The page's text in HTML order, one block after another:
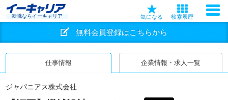
転職ならイーキャリア 気になる 検索履歴
無料会員登録はこちらから
仕事情報 企業情報・求人一覧
ジャパニアス株式会社